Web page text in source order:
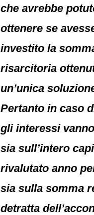
che avrebbe
ottenere se
investito la
risarcitoria
un’unica
Pertanto in caso
gli interessi
sia sull’intero
rivalutato anno
sia sulla somma
detratta